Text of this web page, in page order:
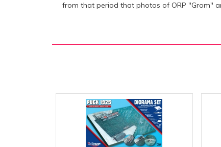
from that period that photos of ORP "Grom"